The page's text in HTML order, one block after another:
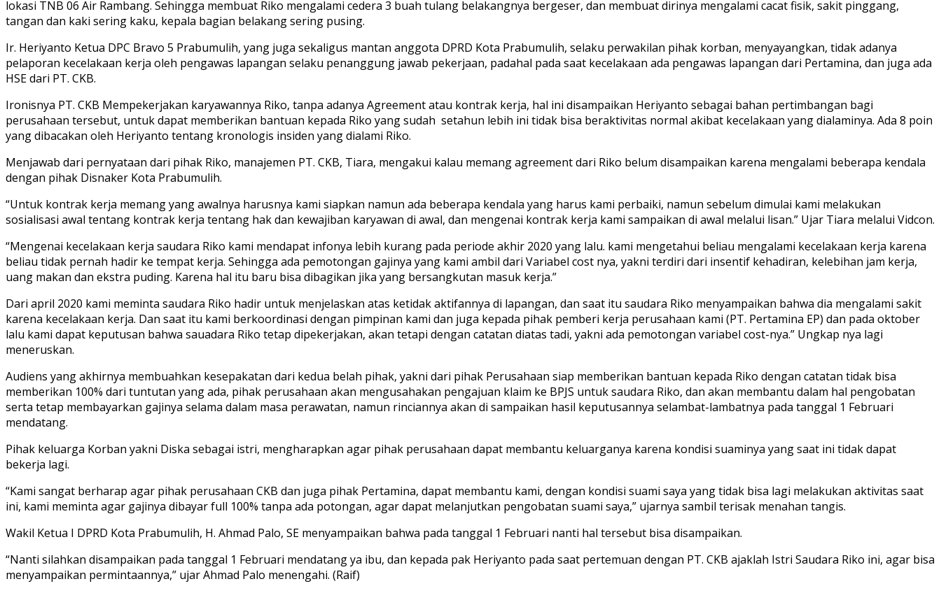
lokasi TNB 06 Air Rambang. Sehingga membuat Riko mengalami cedera 3 buah tulang belakangnya bergeser, dan membuat dirinya mengalami cacat fisik, sakit pinggang,
tangan dan kaki sering kaku, kepala bagian belakang sering pusing.
Ir. Heriyanto Ketua DPC Bravo 5 Prabumulih, yang juga sekaligus mantan anggota DPRD Kota Prabumulih, selaku perwakilan pihak korban, menyayangkan, tidak adanya
pelaporan kecelakaan kerja oleh pengawas lapangan selaku penanggung jawab pekerjaan, padahal pada saat kecelakaan ada pengawas lapangan dari Pertamina, dan juga ada
HSE dari PT. CKB.
Ironisnya PT. CKB Mempekerjakan karyawannya Riko, tanpa adanya Agreement atau kontrak kerja, hal ini disampaikan Heriyanto sebagai bahan pertimbangan bagi
perusahaan tersebut, untuk dapat memberikan bantuan kepada Riko yang sudah setahun lebih ini tidak bisa beraktivitas normal akibat kecelakaan yang dialaminya. Ada 8 poin
yang dibacakan oleh Heriyanto tentang kronologis insiden yang dialami Riko.
Menjawab dari pernyataan dari pihak Riko, manajemen PT. CKB, Tiara, mengakui kalau memang agreement dari Riko belum disampaikan karena mengalami beberapa kendala
dengan pihak Disnaker Kota Prabumulih.
“Untuk kontrak kerja memang yang awalnya harusnya kami siapkan namun ada beberapa kendala yang harus kami perbaiki, namun sebelum dimulai kami melakukan
sosialisasi awal tentang kontrak kerja tentang hak dan kewajiban karyawan di awal, dan mengenai kontrak kerja kami sampaikan di awal melalui lisan.” Ujar Tiara melalui Vidcon.
“Mengenai kecelakaan kerja saudara Riko kami mendapat infonya lebih kurang pada periode akhir 2020 yang lalu. kami mengetahui beliau mengalami kecelakaan kerja karena
beliau tidak pernah hadir ke tempat kerja. Sehingga ada pemotongan gajinya yang kami ambil dari Variabel cost nya, yakni terdiri dari insentif kehadiran, kelebihan jam kerja,
uang makan dan ekstra puding. Karena hal itu baru bisa dibagikan jika yang bersangkutan masuk kerja.”
Dari april 2020 kami meminta saudara Riko hadir untuk menjelaskan atas ketidak aktifannya di lapangan, dan saat itu saudara Riko menyampaikan bahwa dia mengalami sakit
karena kecelakaan kerja. Dan saat itu kami berkoordinasi dengan pimpinan kami dan juga kepada pihak pemberi kerja perusahaan kami (PT. Pertamina EP) dan pada oktober
lalu kami dapat keputusan bahwa sauadara Riko tetap dipekerjakan, akan tetapi dengan catatan diatas tadi, yakni ada pemotongan variabel cost-nya.” Ungkap nya lagi
meneruskan.
Audiens yang akhirnya membuahkan kesepakatan dari kedua belah pihak, yakni dari pihak Perusahaan siap memberikan bantuan kepada Riko dengan catatan tidak bisa
memberikan 100% dari tuntutan yang ada, pihak perusahaan akan mengusahakan pengajuan klaim ke BPJS untuk saudara Riko, dan akan membantu dalam hal pengobatan
serta tetap membayarkan gajinya selama dalam masa perawatan, namun rinciannya akan di sampaikan hasil keputusannya selambat-lambatnya pada tanggal 1 Februari
mendatang.
Pihak keluarga Korban yakni Diska sebagai istri, mengharapkan agar pihak perusahaan dapat membantu keluarganya karena kondisi suaminya yang saat ini tidak dapat
bekerja lagi.
“Kami sangat berharap agar pihak perusahaan CKB dan juga pihak Pertamina, dapat membantu kami, dengan kondisi suami saya yang tidak bisa lagi melakukan aktivitas saat
ini, kami meminta agar gajinya dibayar full 100% tanpa ada potongan, agar dapat melanjutkan pengobatan suami saya,” ujarnya sambil terisak menahan tangis.
Wakil Ketua I DPRD Kota Prabumulih, H. Ahmad Palo, SE menyampaikan bahwa pada tanggal 1 Februari nanti hal tersebut bisa disampaikan.
“Nanti silahkan disampaikan pada tanggal 1 Februari mendatang ya ibu, dan kepada pak Heriyanto pada saat pertemuan dengan PT. CKB ajaklah Istri Saudara Riko ini, agar bisa
menyampaikan permintaannya,” ujar Ahmad Palo menengahi. (Raif)